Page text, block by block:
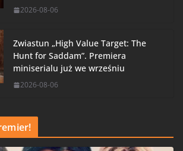
2026-08-06
Zwiastun „High Value Target: The
Hunt for Saddam”. Premiera
miniserialu już we wrześniu
2026-08-06